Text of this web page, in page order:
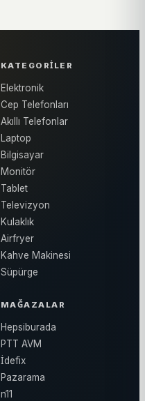
KATEGORILER
Elektronik
Cep Telefonları
Akıllı Telefonlar
Laptop
Bilgisayar
Monitör
Tablet
Televizyon
Kulaklık
Airfryer
Kahve Makinesi
Süpürge
MAĞAZALAR
Hepsiburada
PTT AVM
İdefix
Pazarama
n11